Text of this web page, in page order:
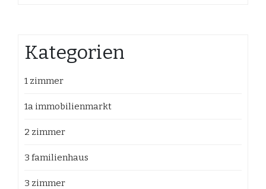
Kategorien
1 zimmer
1a immobilienmarkt
2 zimmer
3 familienhaus
3 zimmer